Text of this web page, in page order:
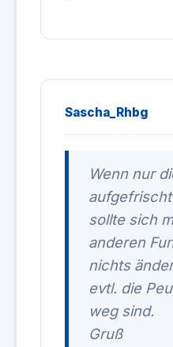
Sascha_Rhbg
Wenn nur
sollte sich
anderen
nichts
evtl. die
weg sind.
Gruß